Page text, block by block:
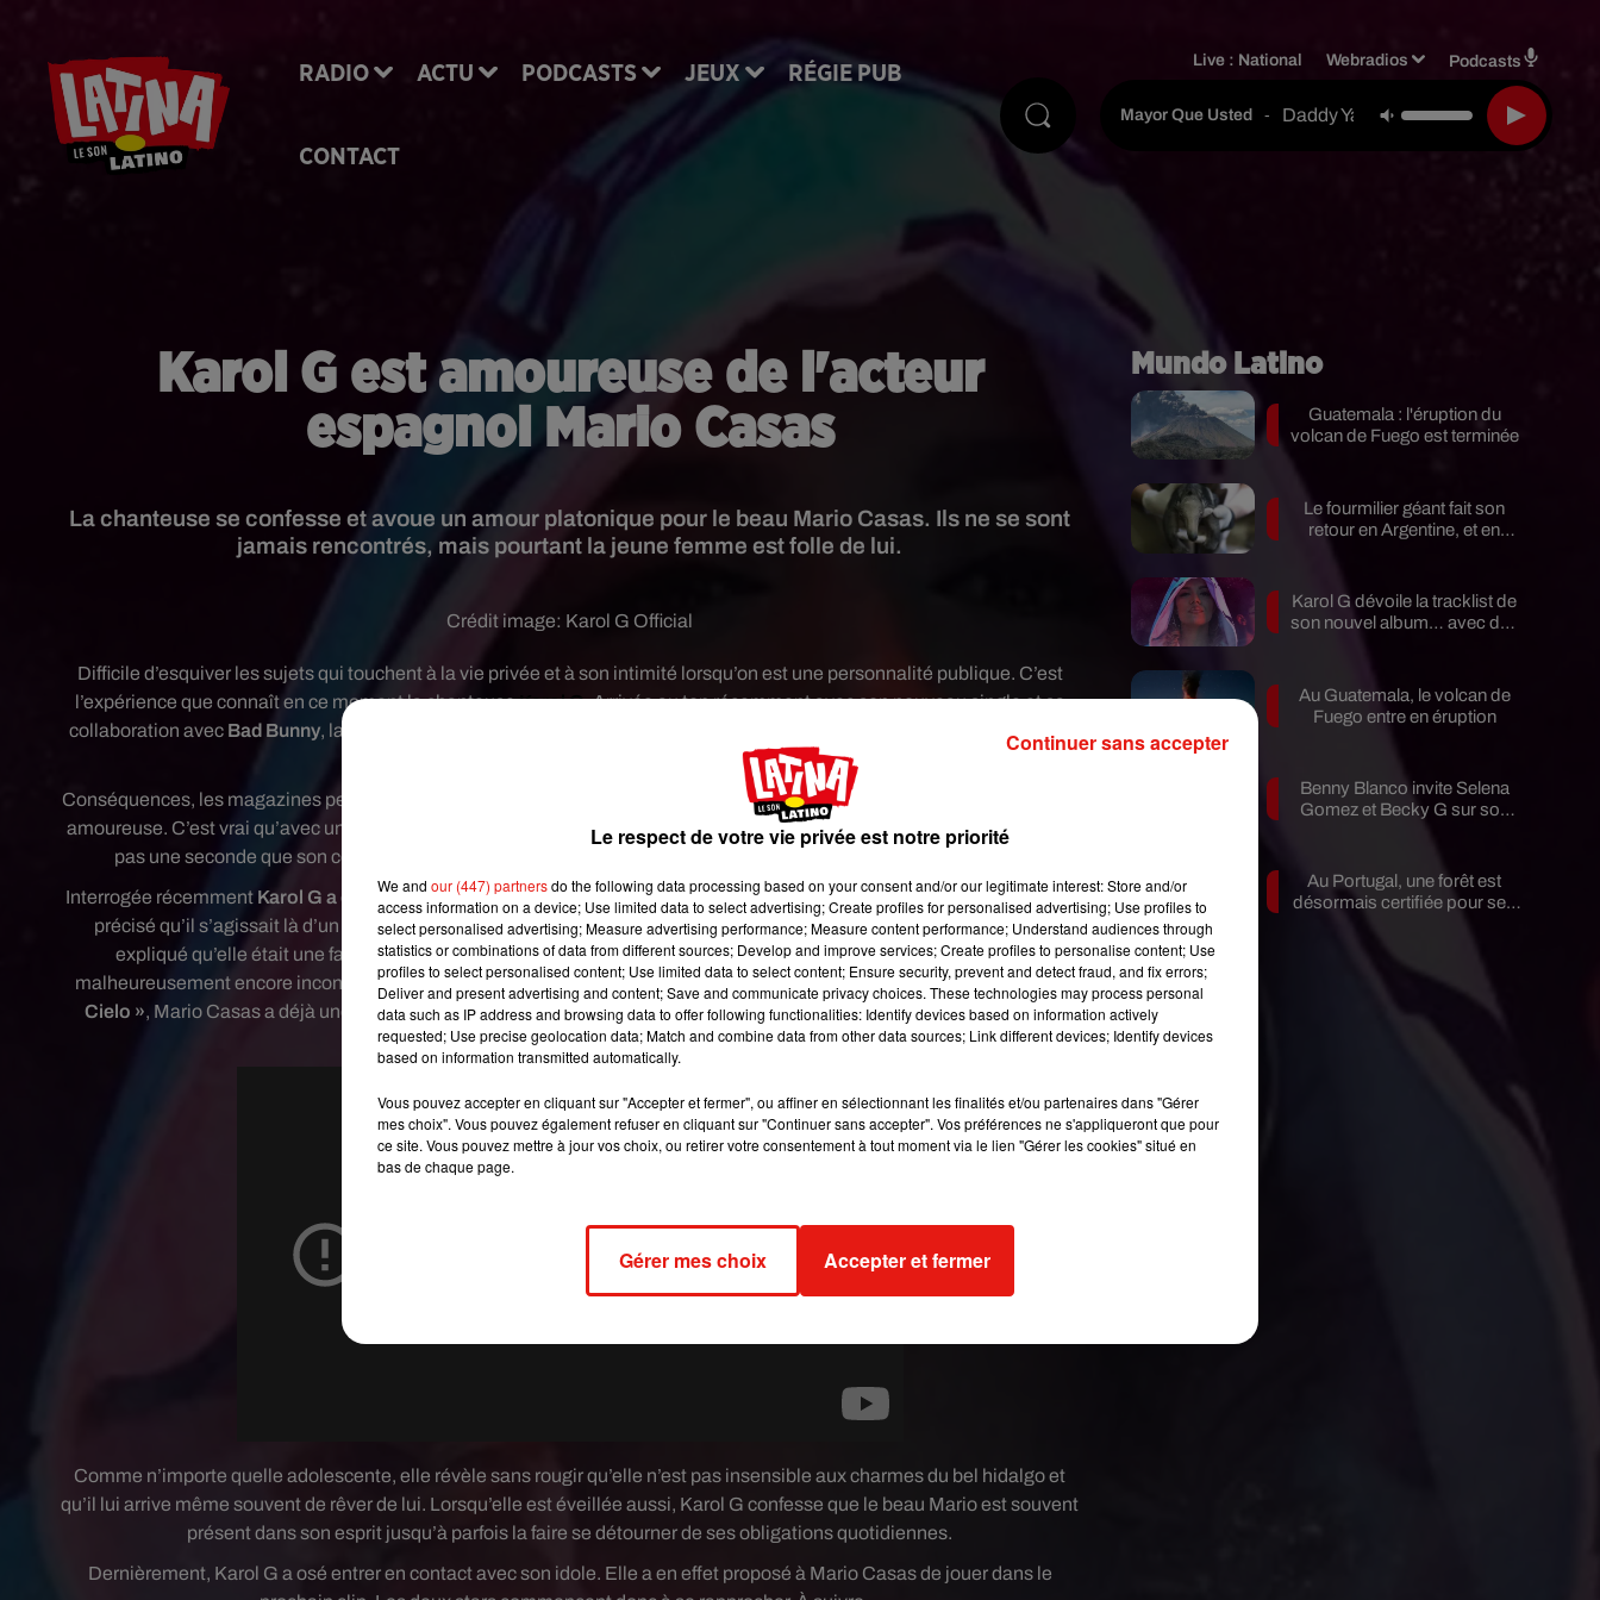
RADIO ACTU PODCASTS JEUX RÉGIE PUB
CONTACT
Live : National Webradios Podcasts
Mayor Que Usted - Daddy Yankee Feat. Wisin Y Yandel
Karol G est amoureuse de l'acteur
espagnol Mario Casas
La chanteuse se confesse et avoue un amour platonique pour le beau Mario Casas. Ils ne se sont
jamais rencontrés, mais pourtant la jeune femme est folle de lui.
Crédit image: Karol G Official
Difficile d’esquiver les sujets qui touchent à la vie privée et à son intimité lorsqu’on est une personnalité publique. C’est
l’expérience que connaît en ce moment la chanteuseKarol G. Arrivée au top récemment avec son nouveau single et sa
collaboration avec Bad Bunny, la jeune chanteuse est devenue une véritable star en Amérique Latine , aux États-Unis et
Conséquences, les magazines peoples s’intéressent de plus en plus à elle et la titillent à chaque interview sur sa situation
amoureuse. C’est vrai qu’avec une plastique de rêve et un charme comme celui que dégage le jeune femme, on ne doute
pas une seconde que son cœur soit déjà pris. Ce qui est vrai… mais peut-être pas comme on pourrait le croire.
Interrogée récemment Karol G a en effet révélé le nom de celui qui occupait ses rêves et ses pensées,mais elle a aussi
précisé qu’il s’agissait là d’un amour purement platonique. On a du mal à le croire… La star s’est amusée en effet a
expliqué qu’elle était une fan inconditionnelle del’acteur espagnol Mario Casas.Un très beau jeune homme
malheureusement encore inconnu en France. À l’affiche entre autres d’un long métrage intitulé« Tres Metros Sobre el
Cielo », Mario Casas a déjà une belle carrière au cinéma derrière lui. Une carrière que Karol G suit depuis ses débuts
devant la caméra.
Comme n’importe quelle adolescente, elle révèle sans rougir qu’elle n’est pas insensible aux charmes du bel hidalgo et
qu’il lui arrive même souvent de rêver de lui. Lorsqu’elle est éveillée aussi, Karol G confesse que le beau Mario est souvent
présent dans son esprit jusqu’à parfois la faire se détourner de ses obligations quotidiennes.
Dernièrement, Karol G a osé entrer en contact avec son idole. Elle a en effet proposé à Mario Casas de jouer dans le
Mundo Latino
Guatemala : l'éruption du
volcan de Fuego est terminée
Le fourmilier géant fait son
retour en Argentine, et en
Karol G dévoile la tracklist de
son nouvel album… avec des
Au Guatemala, le volcan de
Fuego entre en éruption
Benny Blanco invite Selena
Gomez et Becky G sur son
Au Portugal, une forêt est
désormais certifiée pour ses
Le respect de votre vie privée est notre priorité
We and our (447) partnersdo the following data processing based on your consent and/or our legitimate interest: Store and/or
access information on a device; Use limited data to select advertising; Create profiles for personalised advertising; Use profiles to
select personalised advertising; Measure advertising performance; Measure content performance; Understand audiences through
statistics or combinations of data from different sources; Develop and improve services; Create profiles to personalise content; Use
profiles to select personalised content; Use limited data to select content; Ensure security, prevent and detect fraud, and fix errors;
Deliver and present advertising and content; Save and communicate privacy choices. These technologies may process personal
data such as IP address and browsing data to offer following functionalities: Identify devices based on information actively
requested; Use precise geolocation data; Match and combine data from other data sources; Link different devices; Identify devices
based on information transmitted automatically.
Vous pouvez accepter en cliquant sur "Accepter et fermer", ou affiner en sélectionnant les finalités et/ou partenaires dans "Gérer
mes choix". Vous pouvez également refuser en cliquant sur "Continuer sans accepter". Vos préférences ne s'appliqueront que pour
ce site. Vous pouvez mettre à jour vos choix, ou retirer votre consentement à tout moment via le lien "Gérer les cookies" situé en
bas de chaque page.
Gérer mes choix Accepter et fermer
Continuer sans accepter